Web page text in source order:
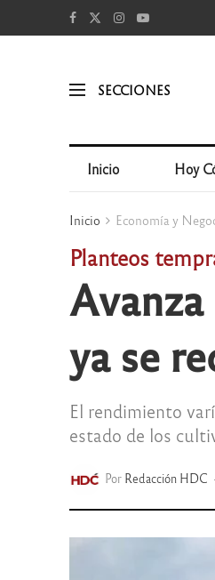
SECCIONES
Inicio Hoy
Inicio Economía y
Planteos
Avanza
ya se
El rendimiento
estado de los
Por Redacción HDC